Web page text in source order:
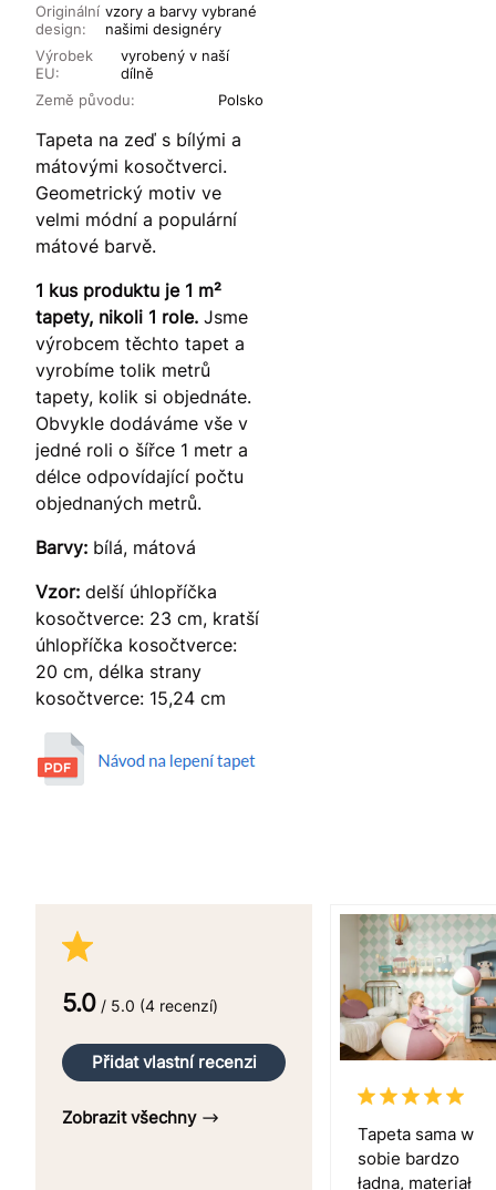
Originální
design:
vzory a barvy vybrané
našimi designéry
Výrobek
EU:
vyrobený v naší
dílně
Země původu: Polsko
Tapeta na zeď s bílými a
mátovými kosočtverci.
Geometrický motiv ve
velmi módní a populární
mátové barvě.
1 kus produktu je 1 m²
tapety, nikoli 1 role. Jsme
výrobcem těchto tapet a
vyrobíme tolik metrů
tapety, kolik si objednáte.
Obvykle dodáváme vše v
jedné roli o šířce 1 metr a
délce odpovídající počtu
objednaných metrů.
Barvy: bílá, mátová
Vzor: delší úhlopříčka
kosočtverce: 23 cm, kratší
úhlopříčka kosočtverce:
20 cm, délka strany
kosočtverce: 15,24 cm
5.0 / 5.0 (4 recenzí)
Přidat vlastní recenzi
Zobrazit všechny
Tapeta sama w
sobie bardzo
ładna, materiał